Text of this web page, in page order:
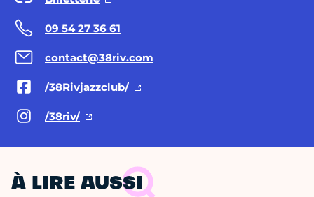
09 54 27 36 61
contact@38riv.com
/38Rivjazzclub/
/38riv/
À LIRE AUSSI